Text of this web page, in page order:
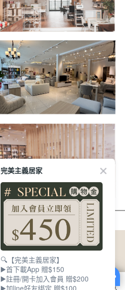
限公司」（以下簡稱本公司）所提供，讓
商品或服務，並由商店將買賣／分期付款
期」之契約關係目的，商店將以您的個人
供予台灣大哥大進項蒐集、處理及利用，
需資料之確認、核對及更正。
連結：https://oppay.tw/userRule
點擊此簡訊中的連結，可透過四大超商／
付款，方視為交易完成。
立刻繳費，但若您需要取消訂單，請聯絡
消之訂單仍視為有效，需透過AFTEE先享
後付 」之結帳頁面顯示為準，若有關於
款等相關疑問，請聯繫「AFTEE先享後付
support/home
提供之「AFTEE先享後付」服務完成之交
個人資料，並將交易相關給付款項請求債
覽以下網址：
定代理人或監護人之同意方可使用
申辦者引起之損失，本公司不負相關責
將依據個別帳號之用戶狀況，依本公司即
有額度不足之情形，本公司將視審查結果
他人資訊註冊。若發現惡意使用之情形，
該用戶之使用額度並採取法律行動。
站使用 cookie 方式之詳情，及若您不希
完美主義居家
🔍【完美主義居家】
▶️首下載App 贈$150
▶️註冊/開卡加入會員 贈$200
▶️加line好友綁定 贈$100